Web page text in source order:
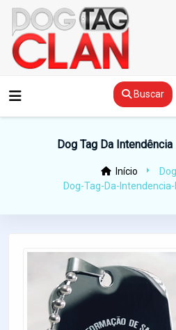
Buscar
Dog Tag Da
Início
Dog-Tag-Da-